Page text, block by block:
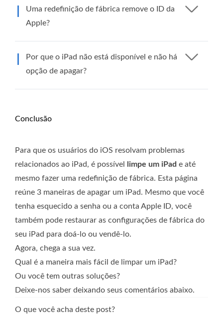
Uma redefinição de fábrica remove o ID da
Apple?
Por que o iPad não está disponível e não há
opção de apagar?
Conclusão
Para que os usuários do iOS resolvam problemas
relacionados ao iPad, é possível limpe um iPad e até
mesmo fazer uma redefinição de fábrica. Esta página
reúne 3 maneiras de apagar um iPad. Mesmo que você
tenha esquecido a senha ou a conta Apple ID, você
também pode restaurar as configurações de fábrica do
seu iPad para doá-lo ou vendê-lo.
Agora, chega a sua vez.
Qual é a maneira mais fácil de limpar um iPad?
Ou você tem outras soluções?
Deixe-nos saber deixando seus comentários abaixo.
O que você acha deste post?